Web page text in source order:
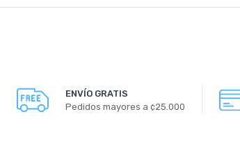
ENVÍO GRATIS
Pedidos mayores a ¢25.000